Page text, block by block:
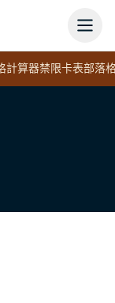
計算器禁限卡表部落